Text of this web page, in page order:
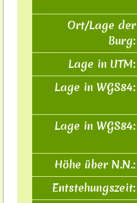
Ort/Lage der
Burg:
Lage in UTM:
Lage in WGS84:
Lage in WGS84:
Höhe über N.N.:
Entstehungszeit: